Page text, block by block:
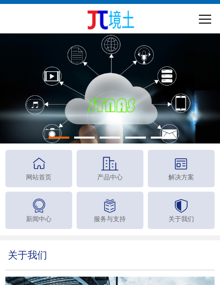
网站首页 产品中心 解决方案
新闻中心 服务与支持 关于我们
关于我们